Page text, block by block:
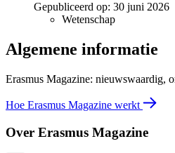
Gepubliceerd op: 30 juni 2026
Wetenschap
Algemene informatie
Erasmus Magazine: nieuwswaardig,
Hoe Erasmus Magazine werkt
Over Erasmus Magazine